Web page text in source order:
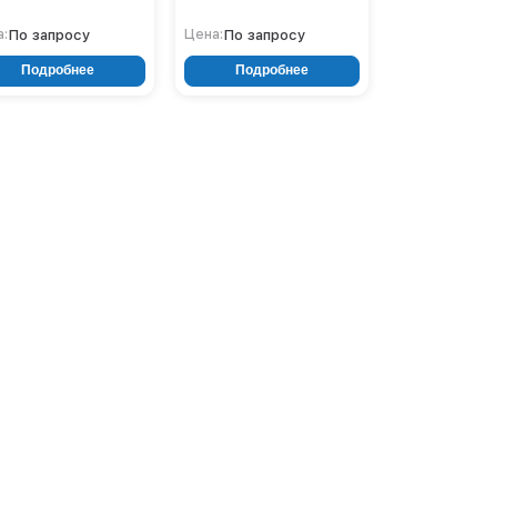
По запросу
Подробнее
Цена:По запросу
Подробнее